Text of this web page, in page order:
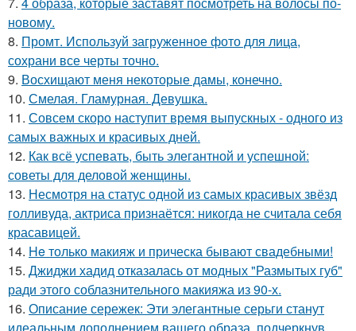
новому.
8. Промт. Используй загруженное фото для лица,
сохрани все черты точно.
9. Восхищают меня некоторые дамы, конечно.
10. Смелая. Гламурная. Девушка.
11. Совсем скоро наступит время выпускных - одного из
самых важных и красивых дней.
12. Как всё успевать, быть элегантной и успешной:
советы для деловой женщины.
13. Несмотря на статус одной из самых красивых звёзд
голливуда, актриса признаётся: никогда не считала себя
красавицей.
14. He только макияж и прическа бывают свадебными!
15. Джиджи хадид отказалась от модных "Размытых губ"
ради этого соблазнительного макияжа из 90-х.
16. Описание сережек: Эти элегантные серьги станут